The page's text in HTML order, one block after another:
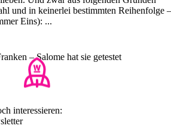
und in keinerlei bestimmten Reihenfolge –
Eins): ...
– Salome hat sie getestet
interessieren: